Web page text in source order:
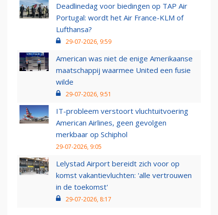
Deadlinedag voor biedingen op TAP Air
Portugal: wordt het Air France-KLM of
Lufthansa?
29-07-2026, 9:59
American was niet de enige Amerikaanse
maatschappij waarmee United een fusie
wilde
29-07-2026, 9:51
IT-probleem verstoort vluchtuitvoering
American Airlines, geen gevolgen
merkbaar op Schiphol
29-07-2026, 9:05
Lelystad Airport bereidt zich voor op
komst vakantievluchten: 'alle vertrouwen
in de toekomst'
29-07-2026, 8:17